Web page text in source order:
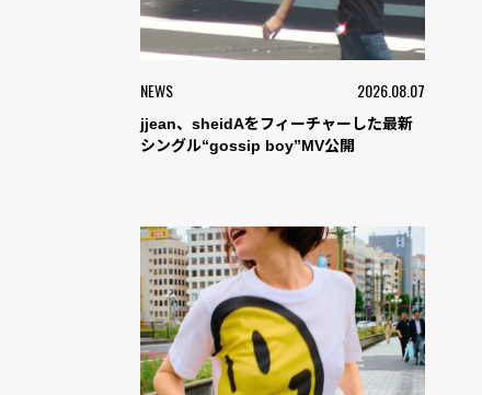
NEWS 2026.08.07
jjean、sheidAをフィーチャーした最新
シングル“gossip boy”MV公開